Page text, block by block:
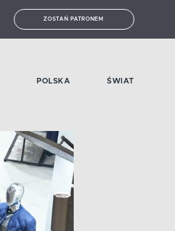
ZOSTAŃ PATRONEM
POLSKA ŚWIAT